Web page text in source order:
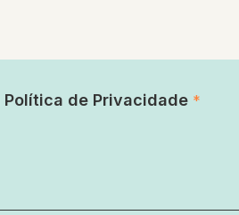
Política de Privacidade *